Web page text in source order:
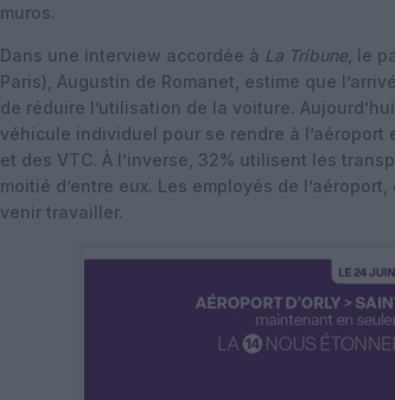
muros.
Dans une interview accordée à La Tribune , le
Paris), Augustin de Romanet, estime que
de réduire l’utilisation de la voiture.
véhicule individuel pour se rendre à
et des VTC. À l’inverse, 32% utilisent les
moitié d’entre eux. Les employés de
venir travailler.